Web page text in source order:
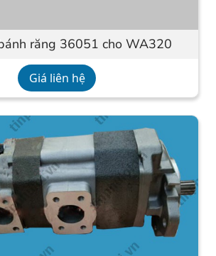
răng 36051 cho WA320
Giá liên hệ